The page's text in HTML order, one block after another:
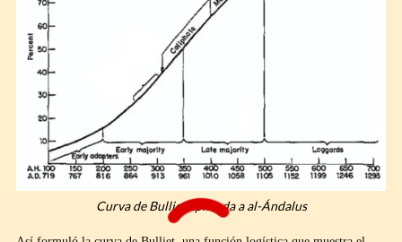
Curva de Bulliet aplicada a al-Ándalus